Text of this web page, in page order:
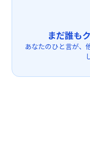
まだ誰も
あなたのひと言が、